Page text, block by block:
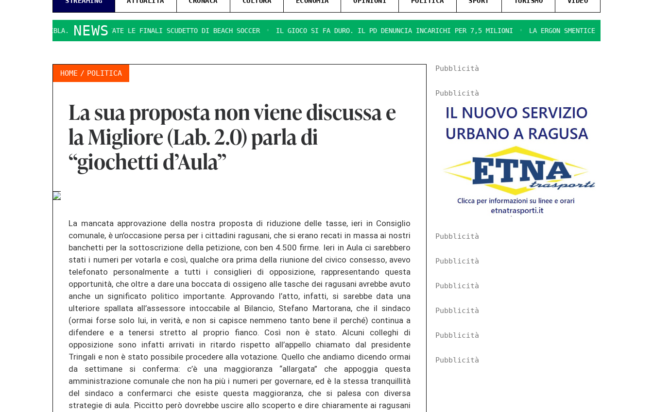
NEWS
PRESENTATE LE FINALI SCUDETTO DI BEACH SOCCER IL GIOCO SI FA DURO. IL PD DENUNCIA INCARICHI PER 7,5 MILIONI LA ERGON SMENTICE LA COMMEDIA
HOME POLITICA
La sua proposta non viene discussa e
la Migliore (Lab. 2.0) parla di
“giochetti d’Aula”
La mancata approvazione della nostra proposta di riduzione delle tasse, ieri in Consiglio
comunale, è un’occasione persa per i cittadini ragusani, che si erano recati in massa ai nostri
banchetti per la sottoscrizione della petizione, con ben 4.500 firme. Ieri in Aula ci sarebbero
stati i numeri per votarla e così, qualche ora prima della riunione del civico consesso, avevo
telefonato personalmente a tutti i consiglieri di opposizione, rappresentando questa
opportunità, che oltre a dare una boccata di ossigeno alle tasche dei ragusani avrebbe avuto
anche un significato politico importante. Approvando l’atto, infatti, si sarebbe data una
ulteriore spallata all’assessore intoccabile al Bilancio, Stefano Martorana, che il sindaco
(ormai forse solo lui, in verità, e non si capisce nemmeno tanto bene il perché) continua a
difendere e a tenersi stretto al proprio fianco. Così non è stato. Alcuni colleghi di
opposizione sono infatti arrivati in ritardo rispetto all’appello chiamato dal presidente
Tringali e non è stato possibile procedere alla votazione. Quello che andiamo dicendo ormai
da settimane si conferma: c’è una maggioranza “allargata” che appoggia questa
amministrazione comunale che non ha più i numeri per governare, ed è la stessa tranquillità
del sindaco a confermarci che esiste questa maggioranza, che si palesa con diversa
strategie di aula. Piccitto però dovrebbe uscire allo scoperto e dire chiaramente ai ragusani
Pubblicità
Pubblicità
Pubblicità
Pubblicità
Pubblicità
Pubblicità
Pubblicità
Pubblicità